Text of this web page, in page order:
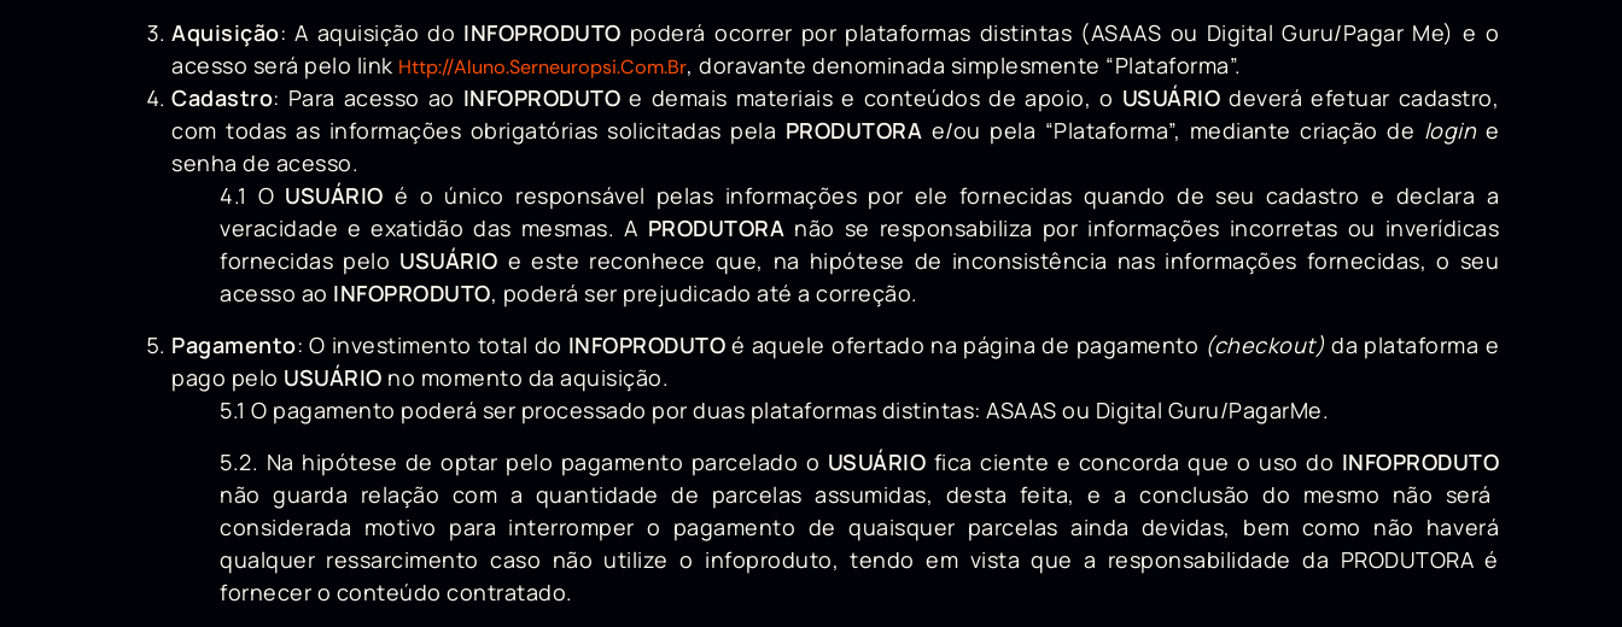
Aquisição: A aquisição do INFOPRODUTO poderá ocorrer por plataformas distintas (ASAAS ou Digital Guru/Pagar Me) e o
acesso será pelo link Http://aluno.serneuropsi.com.br, doravante denominada simplesmente “Plataforma”.
Cadastro: Para acesso ao INFOPRODUTO e demais materiais e conteúdos de apoio, o USUÁRIO deverá efetuar cadastro,
com todas as informações obrigatórias solicitadas pela PRODUTORA e/ou pela “Plataforma”, mediante criação de logine
senha de acesso.
4.1 O USUÁRIO é o único responsável pelas informações por ele fornecidas quando de seu cadastro e declara a
veracidade e exatidão das mesmas. A PRODUTORA não se responsabiliza por informações incorretas ou inverídicas
fornecidas pelo USUÁRIO e este reconhece que, na hipótese de inconsistência nas informações fornecidas, o seu
acesso ao INFOPRODUTO, poderá ser prejudicado até a correção.
Pagamento: O investimento total do INFOPRODUTO é aquele ofertado na página de pagamento (checkout) da plataforma e
pago pelo USUÁRIO no momento da aquisição.
5.1 O pagamento poderá ser processado por duas plataformas distintas: ASAAS ou Digital Guru/PagarMe.
5.2. Na hipótese de optar pelo pagamento parcelado o USUÁRIO fica ciente e concorda que o uso do INFOPRODUTO
não guarda relação com a quantidade de parcelas assumidas, desta feita, e a conclusão do mesmo não será
considerada motivo para interromper o pagamento de quaisquer parcelas ainda devidas, bem como não haverá
qualquer ressarcimento caso não utilize o infoproduto, tendo em vista que a responsabilidade da PRODUTORA é
fornecer o conteúdo contratado.